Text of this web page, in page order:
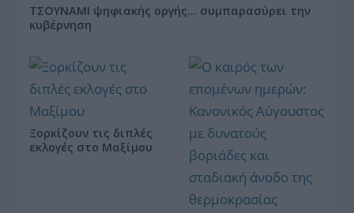
ΤΣΟΥΝΑΜΙ ψηφιακής οργής… συμπαρασύρει την
κυβέρνηση
Ξορκίζουν τις διπλές
εκλογές στο Μαξίμου